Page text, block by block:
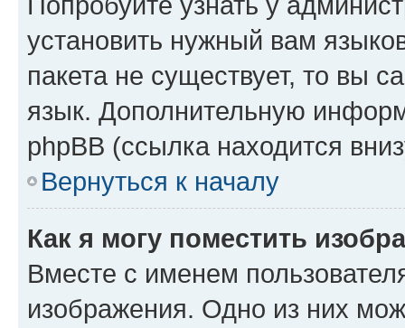
установить нужный вам
пакета не существует, то вы
язык. Дополнительную
phpBB (ссылка находится
Вернуться к началу
Как я могу поместить
Вместе с именем
изображения. Одно из них